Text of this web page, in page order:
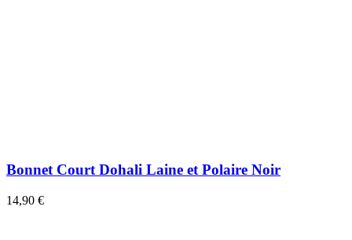
Bonnet Court Dohali Laine et Polaire Noir
14,90 €